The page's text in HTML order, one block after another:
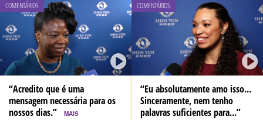
COMENTÁRIOS
“Acredito que é uma
mensagem necessária para os
nossos dias.”
MAIS
COMENTÁRIOS
“Eu absolutamente amo isso...
Sinceramente, nem tenho
palavras suficientes para...”